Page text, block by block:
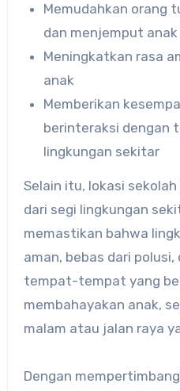
Memudahkan orang
dan menjemput anak
Meningkatkan rasa
anak
Memberikan
berinteraksi dengan
lingkungan sekitar
Selain itu, lokasi
dari segi lingkungan
memastikan bahwa
aman, bebas dari
tempat-tempat yang
membahayakan anak,
malam atau jalan raya
Dengan